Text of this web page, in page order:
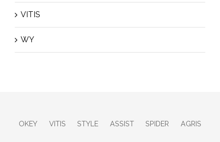
VITIS
WY
OKEY VITIS STYLE ASSIST SPIDER AGRIS